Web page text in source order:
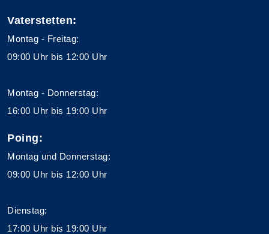
Vaterstetten:
Montag - Freitag:
09:00 Uhr bis 12:00 Uhr
Montag - Donnerstag:
16:00 Uhr bis 19:00 Uhr
Poing:
Montag und Donnerstag:
09:00 Uhr bis 12:00 Uhr
Dienstag:
17:00 Uhr bis 19:00 Uhr